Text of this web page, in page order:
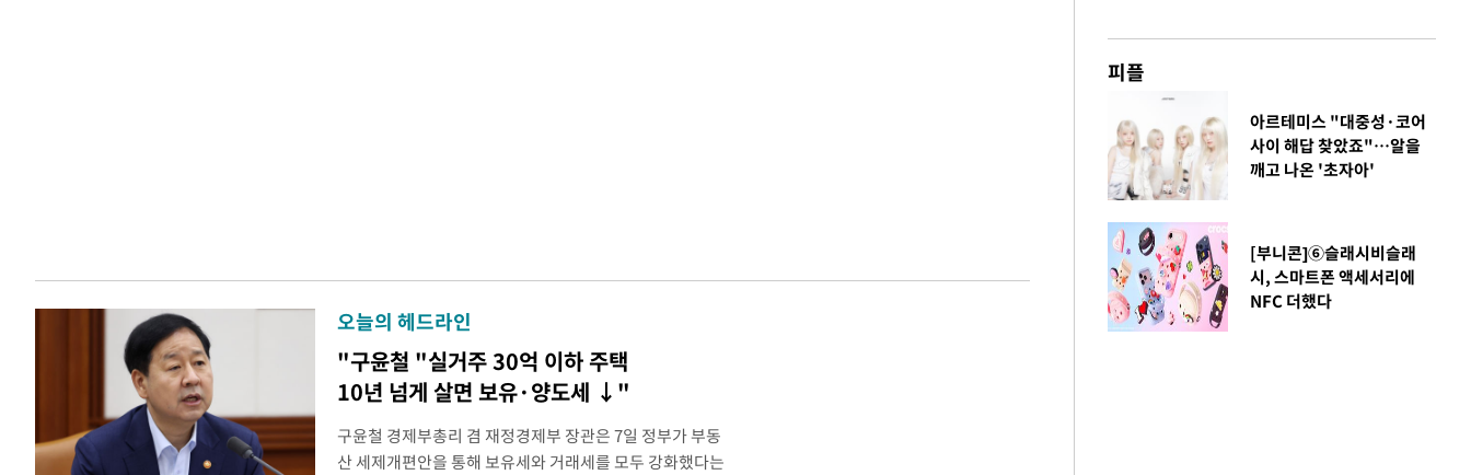
오늘의 헤드라인
"구윤철 "실거주 30억 이하 주택
10년 넘게 살면 보유·양도세 ↓"
구윤철 경제부총리 겸 재정경제부 장관은 7일 정부가 부동
산 세제개편안을 통해 보유세와 거래세를 모두 강화했다는
피플
아르테미스 "대중성·코어
사이 해답 찾았죠"…알을
깨고 나온 '초자아'
[부니콘]⑥슬래시비슬래
시, 스마트폰 액세서리에
NFC 더했다